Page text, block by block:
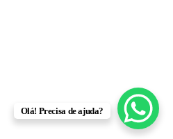
Olá! Precisa de ajuda?